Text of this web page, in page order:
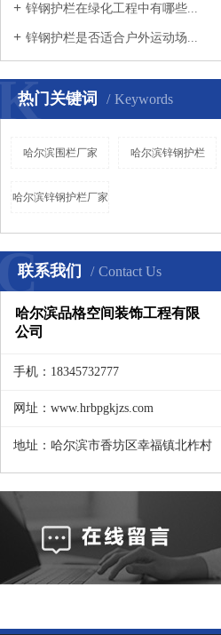
锌钢护栏在绿化工程中有哪些...
锌钢护栏是否适合户外运动场...
热门关键词 Keywords
哈尔滨围栏厂家 哈尔滨锌钢护栏
哈尔滨锌钢护栏厂家
联系我们 Contact Us
哈尔滨品格空间装饰工程有限
公司
手机：18345732777
网址：www.hrbpgkjzs.com
地址：哈尔滨市香坊区幸福镇北柞村